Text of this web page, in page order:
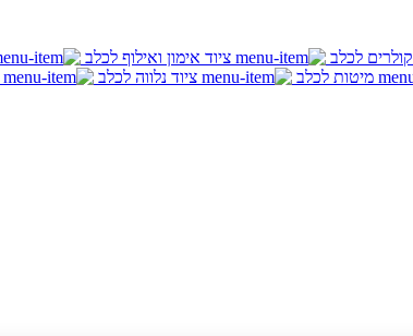
קולרים לכלב ציוד אימון ואילוף לכלב
מיטות לכלב ציוד נלווה לכלב